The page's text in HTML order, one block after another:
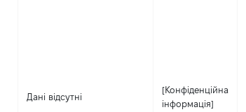
Дані відсутні
[Конфіденційна
інформація]